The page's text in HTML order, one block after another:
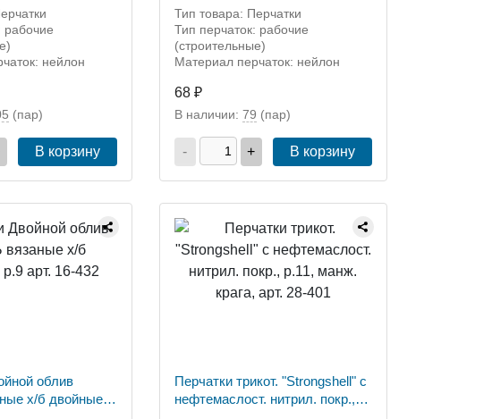
рабочие
нейлон
(пар)
В корзину
Тип товара: Перчатки
Тип перчаток: рабочие
(строительные)
Материал перчаток: нейлон
68 ₽
В наличии: 79 (пар)
- + В корзину
облив
х/б двойные,
Перчатки трикот. "Strongshell" с
нефтемаслост. нитрил. покр.,